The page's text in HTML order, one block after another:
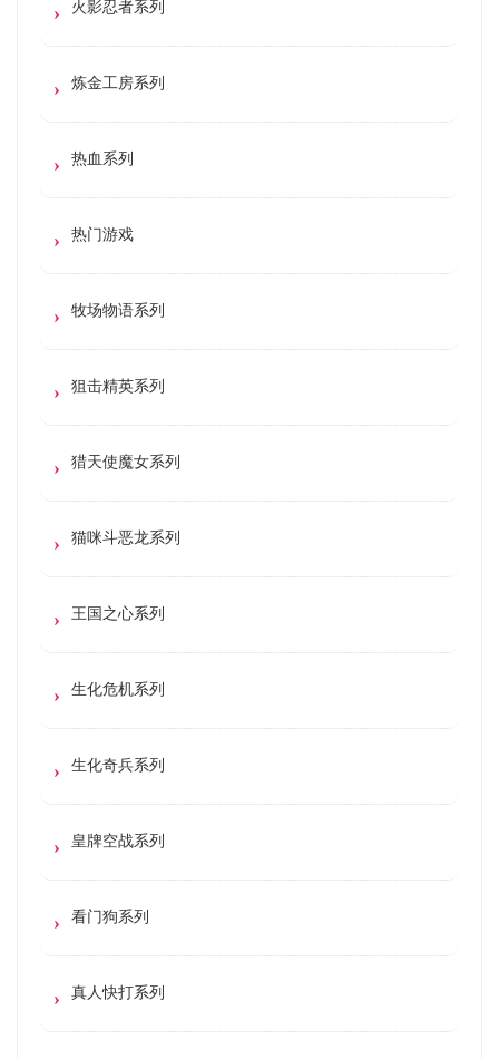
火影忍者系列
炼金工房系列
热血系列
热门游戏
牧场物语系列
狙击精英系列
猎天使魔女系列
猫咪斗恶龙系列
王国之心系列
生化危机系列
生化奇兵系列
皇牌空战系列
看门狗系列
真人快打系列